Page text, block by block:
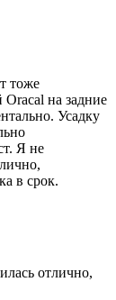
тоже
на задние
Усадку
Я не
в срок.
отлично,